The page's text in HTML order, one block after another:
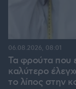
Τα φρούτα που
καλύτερο
το λίπος στην
06.08.2026, 08:01